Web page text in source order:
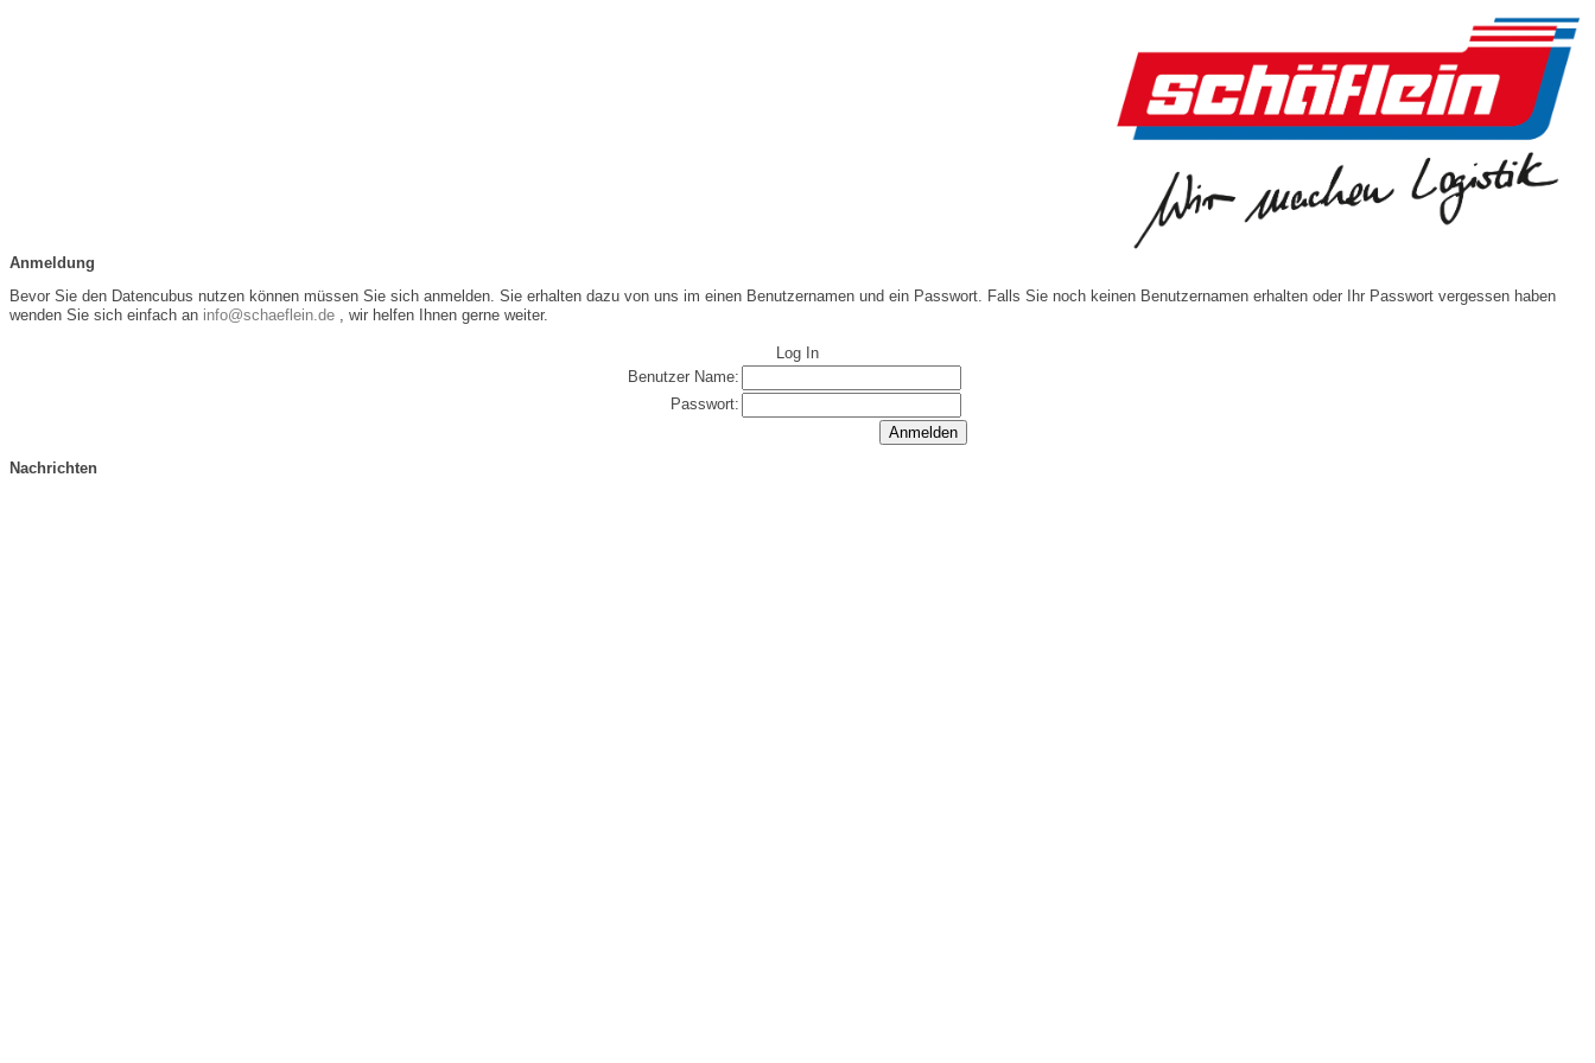
Anmeldung
Bevor Sie den Datencubus nutzen können müssen Sie sich anmelden. Sie erhalten dazu von uns im einen Benutzernamen und ein Passwort. Falls Sie noch keinen Benutzernamen erhalten oder Ihr Passwort vergessen haben
wenden Sie sich einfach an info@schaeflein.de , wir helfen Ihnen gerne weiter.
Log In
Benutzer Name:
Passwort:
Nachrichten